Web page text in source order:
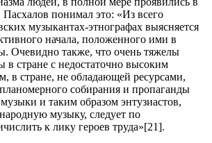
Пасхалов понимал это: «Из всего
музыкантах-этнографах выясняется
начала, положенного ими в
Очевидно также, что очень тяжелы
в стране с недостаточно высоким
в стране, не обладающей ресурсами,
собирания и пропаганды
и таким образом энтузиастов,
музыку, следует по
к лику героев труда»[21].